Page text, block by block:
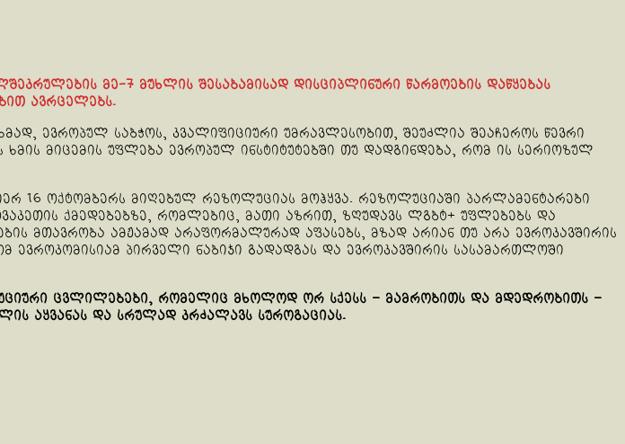
მე-7 მუხლის შესაბამისად დისციპლინური წარმოების დაწყებას
ავრცელებს.
ევროპულ საბჭოს, კვალიფიციური უმრავლესობით, შეუძლია შეაჩეროს წევრი
მიცემის უფლება ევროპულ ინსტიტუტებში თუ დადგინდება, რომ ის სერიოზულ
16 ოქტომბერს მიღებულ რეზოლუციას მოჰყვა. რეზოლუციაში პარლამენტარები
ქმედებებზე, რომლებიც, მათი აზრით, ზღუდავს ლგბტ+ უფლებებს და
მთავრობა ამჟამად არაფორმალურად აფასებს, მზად არიან თუ არა ევროკავშირის
ევროკომისიამ პირველი ნაბიჯი გადადგას და ევროკავშირის სასამართლოში
ცვლილებები, რომელიც მხოლოდ ორ სქესს – მამრობითს და მდედრობითს –
აყვანას და სრულად კრძალავს სუროგაციას.